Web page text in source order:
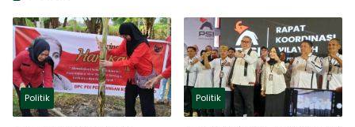
Politik Politik